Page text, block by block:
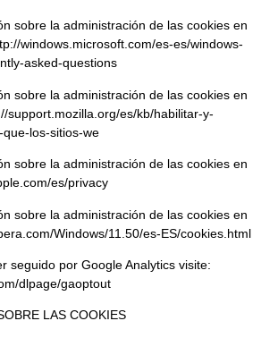
sobre la administración de las cookies en
windows.microsoft.com/es-es/windows-
asked-questions
sobre la administración de las cookies en
support.mozilla.org/es/kb/habilitar-y-
los-sitios-we
sobre la administración de las cookies en
es/privacy
sobre la administración de las cookies en
Windows/11.50/es-ES/cookies.html
seguido por Google Analytics visite:
dlpage/gaoptout
LAS COOKIES